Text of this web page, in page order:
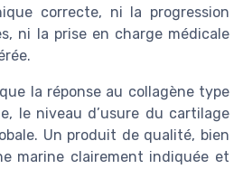
correcte, ni la progression
ni la prise en charge médicale
la réponse au collagène type
le niveau d’usure du cartilage
Un produit de qualité, bien
marine clairement indiquée et